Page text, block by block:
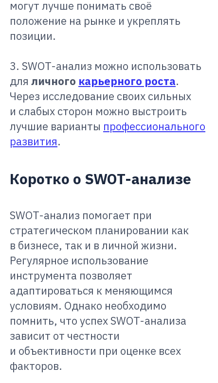
могут лучше понимать своё
положение на рынке и укреплять
позиции.
3. SWOT-анализ можно использовать
для личного карьерного роста.
Через исследование своих сильных
и слабых сторон можно выстроить
лучшие варианты профессионального
развития.
Коротко о SWOT-анализе
SWOT-анализ помогает при
стратегическом планировании как
в бизнесе, так и в личной жизни.
Регулярное использование
инструмента позволяет
адаптироваться к меняющимся
условиям. Однако необходимо
помнить, что успех SWOT-анализа
зависит от честности
и объективности при оценке всех
факторов.